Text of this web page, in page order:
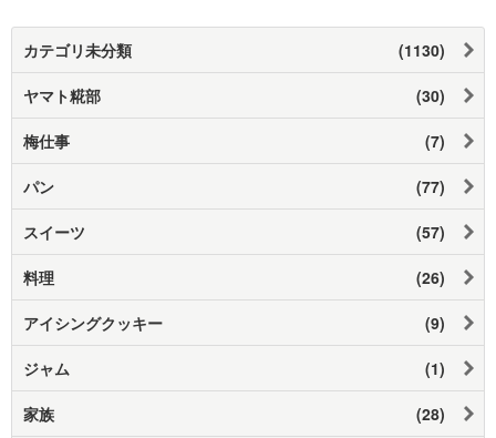
カテゴリ未分類 (1130)
ヤマト糀部 (30)
梅仕事 (7)
パン (77)
スイーツ (57)
料理 (26)
アイシングクッキー (9)
ジャム (1)
家族 (28)